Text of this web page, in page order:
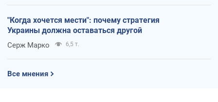
"Когда хочется мести": почему стратегия
Украины должна оставаться другой
Серж Марко 6,5 т.
Все мнения